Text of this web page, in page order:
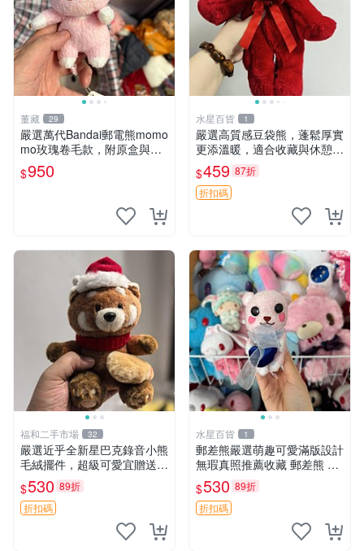
董藏 29
嚴選萬代Bandai郵電熊momo
mo玫瑰卷毛款，附原盒與吊
牌，粉嫩可愛入手即柔軟～
玫瑰卷毛 郵電熊 正品
$950
水星百貨 1
嚴選高質感豆袋熊，蓬鬆厚實
更添溫暖，適合收藏與休憩。
前胸填充飽滿，背部亦具優雅
設計。 豆袋熊 保暖 溫柔 蓬
松
$459 87折
折扣碼
福和二手市場 32
嚴選近乎全新星巴克錄音小熊
毛絨擺件，超級可愛宜贈送掛
飾 錄音小熊 毛絨擺件 贈品
$530 89折
折扣碼
水星百貨 1
郵差熊嚴選萌趣可愛滿版設計
無瑕真照推薦收藏 郵差熊 熊
抱枕 紅薯啵啵間
$530 89折
折扣碼